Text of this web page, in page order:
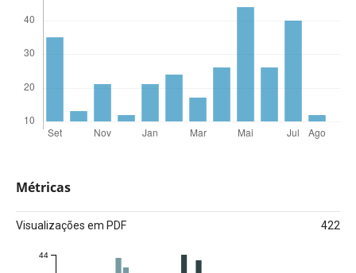
Métricas
Visualizações em PDF 422
44